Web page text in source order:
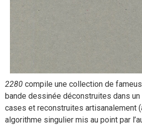
2280 compile une collection de
bande dessinée déconstruites dans
cases et reconstruites artisanalement
algorithme singulier mis au point par